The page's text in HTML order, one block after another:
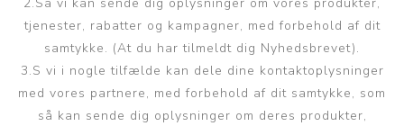
tjenester, rabatter og kampagner, med forbehold af dit
samtykke. (At du har tilmeldt dig Nyhedsbrevet).
3.S vi i nogle tilfælde kan dele dine kontaktoplysninger
med vores partnere, med forbehold af dit samtykke, som
så kan sende dig oplysninger om deres produkter,